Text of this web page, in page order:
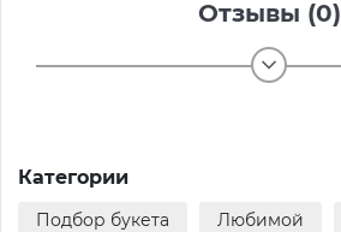
Отзывы (0)
Категории
Подбор букета Любимой